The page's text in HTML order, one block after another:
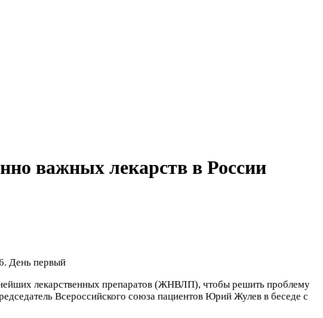
важных лекарств в России
День первый
лекарственных препаратов (ЖНВЛП), чтобы решить проблему
Всероссийского союза пациентов Юрий Жулев в беседе с